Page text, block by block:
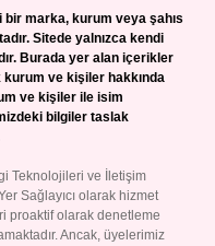
marka, kurum veya şahıs
Sitede yalnızca kendi
Burada yer alan içerikler
ve kişiler hakkında
ve kişiler ile isim
bilgiler taslak
Teknolojileri ve İletişim
Sağlayıcı olarak hizmet
proaktif olarak denetleme
Ancak, üyelerimiz